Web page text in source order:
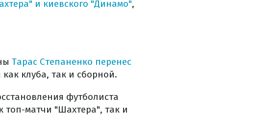
и киевского "Динамо",
Тарас Степаненко перенес
клуба, так и сборной.
футболиста
топ-матчи "Шахтера", так и